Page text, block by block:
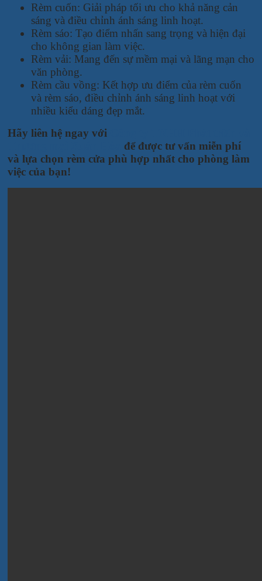
Rèm cuốn: Giải pháp tối ưu cho khả năng cản
sáng và điều chỉnh ánh sáng linh hoạt.
Rèm sáo: Tạo điểm nhấn sang trọng và hiện đại
cho không gian làm việc.
Rèm vải: Mang đến sự mềm mại và lãng mạn cho
văn phòng.
Rèm cầu vồng: Kết hợp ưu điểm của rèm cuốn
và rèm sáo, điều chỉnh ánh sáng linh hoạt với
nhiều kiểu dáng đẹp mắt.
Hãy liên hệ ngay với
để được tư vấn miễn phí
và lựa chọn rèm cửa phù hợp nhất cho phòng làm
việc của bạn!